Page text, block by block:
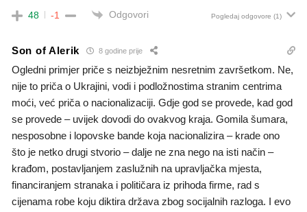
48 -1 Odgovori Pogledaj odgovore (1)
Son of Alerik 8 godine prije
Ogledni primjer priče s neizbježnim nesretnim završetkom. Ne,
nije to priča o Ukrajini, vodi i podložnostima stranim centrima
moći, već priča o nacionalizaciji. Gdje god se provede, kad god
se provede – uvijek dovodi do ovakvog kraja. Gomila šumara,
nesposobne i lopovske bande koja nacionalizira – krade ono
što je netko drugi stvorio – dalje ne zna nego na isti način –
krađom, postavljanjem zaslužnih na upravljačka mjesta,
financiranjem stranaka i političara iz prihoda firme, rad s
cijenama robe koju diktira država zbog socijalnih razloga. I evo